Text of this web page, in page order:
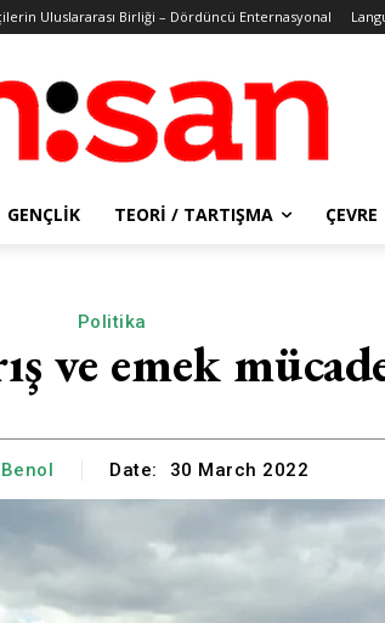
Uluslararası Birliği – Dördüncü Enternasyonal
GENÇLIK TEORI / TARTIŞMA ÇEVRE
Politika
ve emek
Date: 30 March 2022